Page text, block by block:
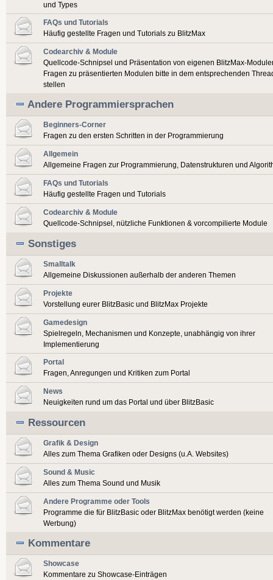
und Types
FAQs und Tutorials
Häufig gestellte Fragen und Tutorials zu BlitzMax
Codearchiv & Module
Quellcode-Schnipsel und Präsentation von eigenen BlitzMax-
Fragen zu präsentierten Modulen bitte in dem entsprechenden
stellen
Andere Programmiersprachen
Beginners-Corner
Fragen zu den ersten Schritten in der Programmierung
Allgemein
Allgemeine Fragen zur Programmierung, Datenstrukturen und
FAQs und Tutorials
Häufig gestellte Fragen und Tutorials
Codearchiv & Module
Quellcode-Schnipsel, nützliche Funktionen & vorcompilierte Module
Sonstiges
Smalltalk
Allgemeine Diskussionen außerhalb der anderen Themen
Projekte
Vorstellung eurer BlitzBasic und BlitzMax Projekte
Gamedesign
Spielregeln, Mechanismen und Konzepte, unabhängig von ihrer
Implementierung
Portal
Fragen, Anregungen und Kritiken zum Portal
News
Neuigkeiten rund um das Portal und über BlitzBasic
Ressourcen
Grafik & Design
Alles zum Thema Grafiken oder Designs (u.A. Websites)
Sound & Music
Alles zum Thema Sound und Musik
Andere Programme oder Tools
Programme die für BlitzBasic oder BlitzMax benötigt werden (keine
Werbung)
Kommentare
Showcase
Kommentare zu Showcase-Einträgen